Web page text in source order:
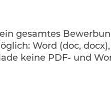
gesamtes
Word (doc,
keine PDF- und